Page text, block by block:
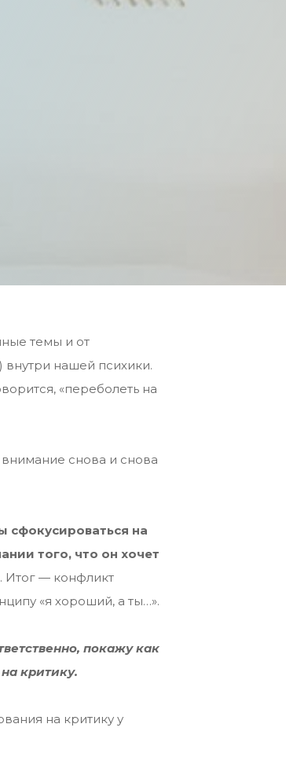
темы и от
нашей психики.
«переболеть на
внимание снова и снова
сфокусироваться на
того, что он хочет
. Итог — конфликт
«я хороший, а ты…».
покажу как
критику.
на критику у